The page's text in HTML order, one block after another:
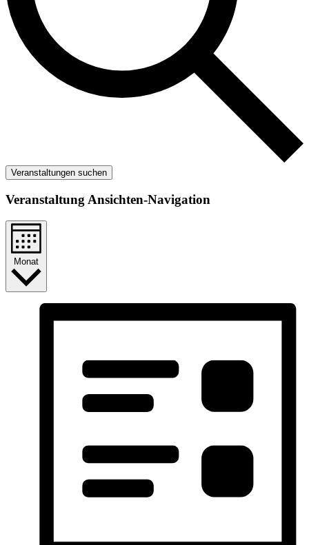
Veranstaltungen suchen
Veranstaltung Ansichten-Navigation
Monat